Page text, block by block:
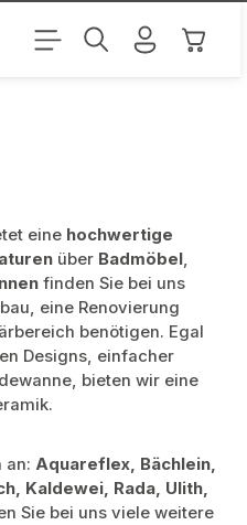
eine hochwertige
über Badmöbel,
finden Sie bei uns
eine Renovierung
benötigen. Egal
Designs, einfacher
bieten wir eine
an: Aquareflex, Bächlein,
Kaldewei, Rada, Ulith,
Sie bei uns viele weitere